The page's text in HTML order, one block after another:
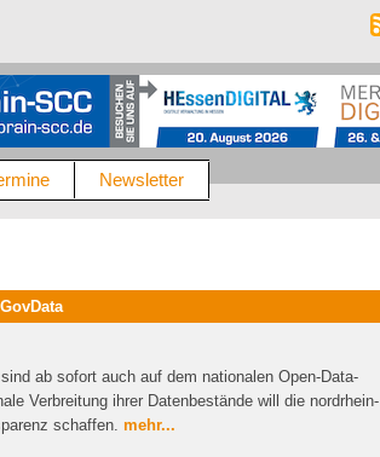
Newsletter
ab sofort auch auf dem nationalen Open-Data-
Verbreitung ihrer Datenbestände will die nordrhein-
schaffen. mehr...